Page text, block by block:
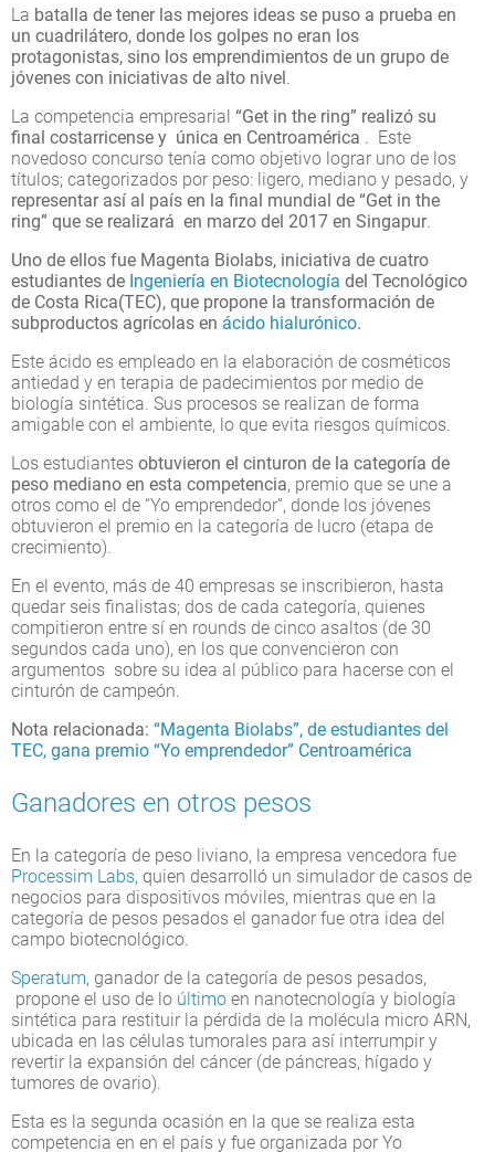
La batalla de tener las mejores ideas se puso a prueba en
un cuadrilátero, donde los golpes no eran los
protagonistas, sino los emprendimientos de un grupo de
jóvenes con iniciativas de alto nivel.
La competencia empresarial “Get in the ring” realizó su
final costarricense y única en Centroamérica . Este
novedoso concurso tenía como objetivo lograr uno de los
títulos; categorizados por peso: ligero, mediano y pesado, y
representar así al país en la final mundial de “Get in the
ring” que se realizará en marzo del 2017 en Singapur.
Uno de ellos fue Magenta Biolabs, iniciativa de cuatro
estudiantes de Ingeniería en Biotecnología del Tecnológico
de Costa Rica(TEC), que propone la transformación de
subproductos agrícolas en ácido hialurónico.
Este ácido es empleado en la elaboración de cosméticos
antiedad y en terapia de padecimientos por medio de
biología sintética. Sus procesos se realizan de forma
amigable con el ambiente, lo que evita riesgos químicos.
Los estudiantes obtuvieron el cinturon de la categoría de
peso mediano en esta competencia, premio que se une a
otros como el de “Yo emprendedor”, donde los jóvenes
obtuvieron el premio en la categoría de lucro (etapa de
crecimiento).
En el evento, más de 40 empresas se inscribieron, hasta
quedar seis finalistas; dos de cada categoría, quienes
compitieron entre sí en rounds de cinco asaltos (de 30
segundos cada uno), en los que convencieron con
argumentos sobre su idea al público para hacerse con el
cinturón de campeón.
Nota relacionada: “Magenta Biolabs”, de estudiantes del
TEC, gana premio “Yo emprendedor” Centroamérica
Ganadores en otros pesos
En la categoría de peso liviano, la empresa vencedora fue
Processim Labs, quien desarrolló un simulador de casos de
negocios para dispositivos móviles, mientras que en la
categoría de pesos pesados el ganador fue otra idea del
campo biotecnológico.
Speratum, ganador de la categoría de pesos pesados,
propone el uso de lo último en nanotecnología y biología
sintética para restituir la pérdida de la molécula micro ARN,
ubicada en las células tumorales para así interrumpir y
revertir la expansión del cáncer (de páncreas, hígado y
tumores de ovario).
Esta es la segunda ocasión en la que se realiza esta
competencia en en el país y fue organizada por Yo